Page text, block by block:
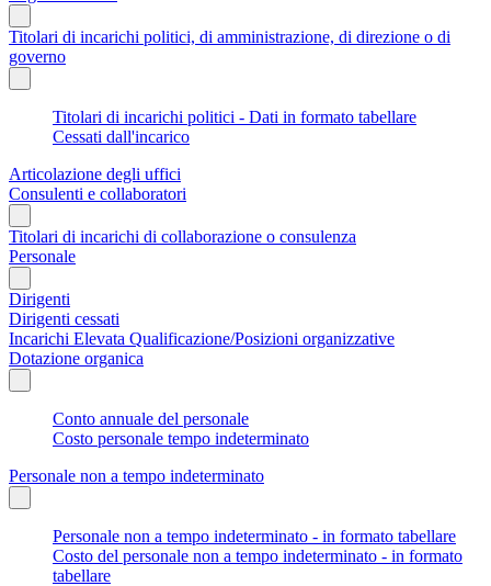
Titolari di incarichi politici, di amministrazione, di direzione o di
governo
Titolari di incarichi politici - Dati in formato tabellare
Cessati dall'incarico
Articolazione degli uffici
Consulenti e collaboratori
Titolari di incarichi di collaborazione o consulenza
Personale
Dirigenti
Dirigenti cessati
Incarichi Elevata Qualificazione/Posizioni organizzative
Dotazione organica
Conto annuale del personale
Costo personale tempo indeterminato
Personale non a tempo indeterminato
Personale non a tempo indeterminato - in formato tabellare
Costo del personale non a tempo indeterminato - in formato
tabellare